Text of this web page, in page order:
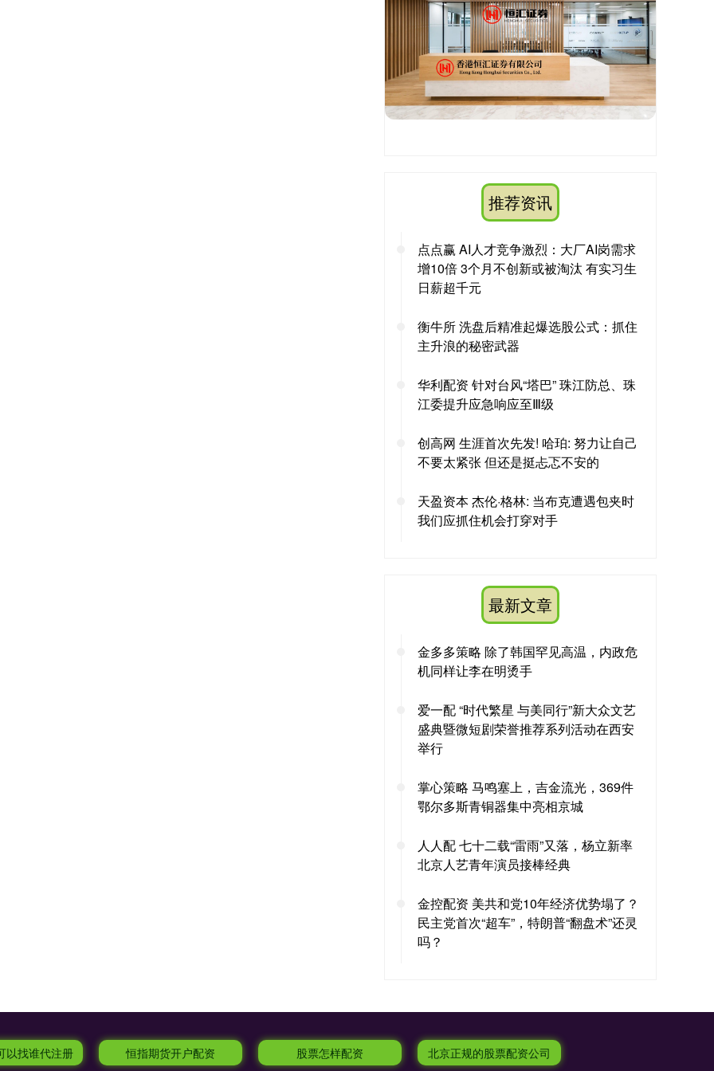
推荐资讯
点点赢 AI人才竞争激烈：大厂AI岗需求
增10倍 3个月不创新或被淘汰 有实习生
日薪超千元
衡牛所 洗盘后精准起爆选股公式：抓住
主升浪的秘密武器
华利配资 针对台风“塔巴” 珠江防总、珠
江委提升应急响应至Ⅲ级
创高网 生涯首次先发! 哈珀: 努力让自己
不要太紧张 但还是挺忐忑不安的
天盈资本 杰伦·格林: 当布克遭遇包夹时
我们应抓住机会打穿对手
最新文章
金多多策略 除了韩国罕见高温，内政危
机同样让李在明烫手
爱一配 “时代繁星 与美同行”新大众文艺
盛典暨微短剧荣誉推荐系列活动在西安
举行
掌心策略 马鸣塞上，吉金流光，369件
鄂尔多斯青铜器集中亮相京城
人人配 七十二载“雷雨”又落，杨立新率
北京人艺青年演员接棒经典
金控配资 美共和党10年经济优势塌了？
民主党首次“超车”，特朗普“翻盘术”还灵
吗？
以找谁代注册 恒指期货开户配资 股票怎样配资 北京正规的股票配资公司